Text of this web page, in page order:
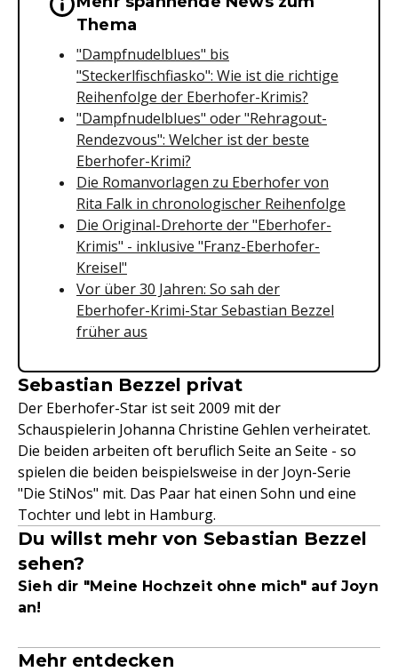
Wichtige Hinweise &
Thema
"Dampfnudelblues" bis
"Steckerlfischfiasko": Wie ist die richtige
Reihenfolge der Eberhofer-Krimis?
"Dampfnudelblues" oder "Rehragout-
Rendezvous": Welcher ist der beste
Eberhofer-Krimi?
Die Romanvorlagen zu Eberhofer von
Rita Falk in chronologischer Reihenfolge
Die Original-Drehorte der "Eberhofer-
Krimis" - inklusive "Franz-Eberhofer-
Kreisel"
Vor über 30 Jahren: So sah der
Eberhofer-Krimi-Star Sebastian Bezzel
früher aus
Sebastian Bezzel privat
Der Eberhofer-Star ist seit 2009 mit der
Schauspielerin Johanna Christine Gehlen verheiratet.
Die beiden arbeiten oft beruflich Seite an Seite - so
spielen die beiden beispielsweise in der Joyn-Serie
"Die StiNos" mit. Das Paar hat einen Sohn und eine
Tochter und lebt in Hamburg.
Du willst mehr von Sebastian Bezzel
sehen?
Sieh dir "Meine Hochzeit ohne mich" auf Joyn
an!
Mehr entdecken